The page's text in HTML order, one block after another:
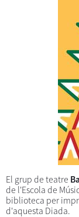
El grup de teatre
de l'Escola de
biblioteca per
d'aquesta Diada.